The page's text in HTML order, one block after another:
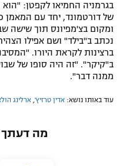
בגרמניה החמיאו לקפטן: "הוא
של דורטמונד, יחד עם המאמן
ומקום בצ'מפיונס תוך שישה
נכתב ב"בילד" ושם אפילו
ברצינות לקראת היורו.
ב"קיקר". "זה היה סופו של
ממנה דבר".
עוד באותו נושא: אדין טרזיץ' ארלינג
מה